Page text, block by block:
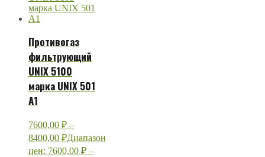
Противогаз
фильтрующий
UNIX 5100
марка UNIX 501
A1
7600,00 ₽ –
8400,00 ₽Диапазон
цен: 7600,00 ₽ –